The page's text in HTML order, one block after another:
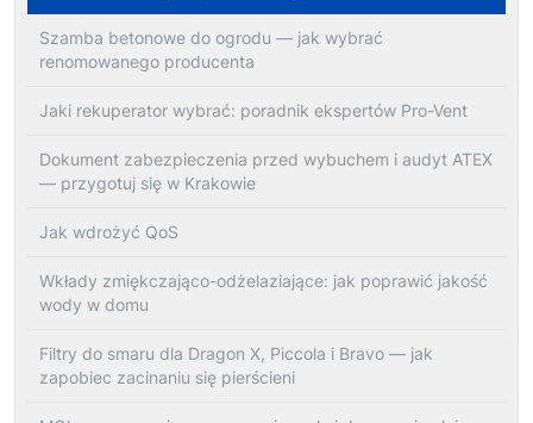
Szamba betonowe do ogrodu — jak wybrać
renomowanego producenta
Jaki rekuperator wybrać: poradnik ekspertów Pro-Vent
Dokument zabezpieczenia przed wybuchem i audyt ATEX
— przygotuj się w Krakowie
Jak wdrożyć QoS
Wkłady zmiękczająco-odżelaziające: jak poprawić jakość
wody w domu
Filtry do smaru dla Dragon X, Piccola i Bravo — jak
zapobiec zacinaniu się pierścieni